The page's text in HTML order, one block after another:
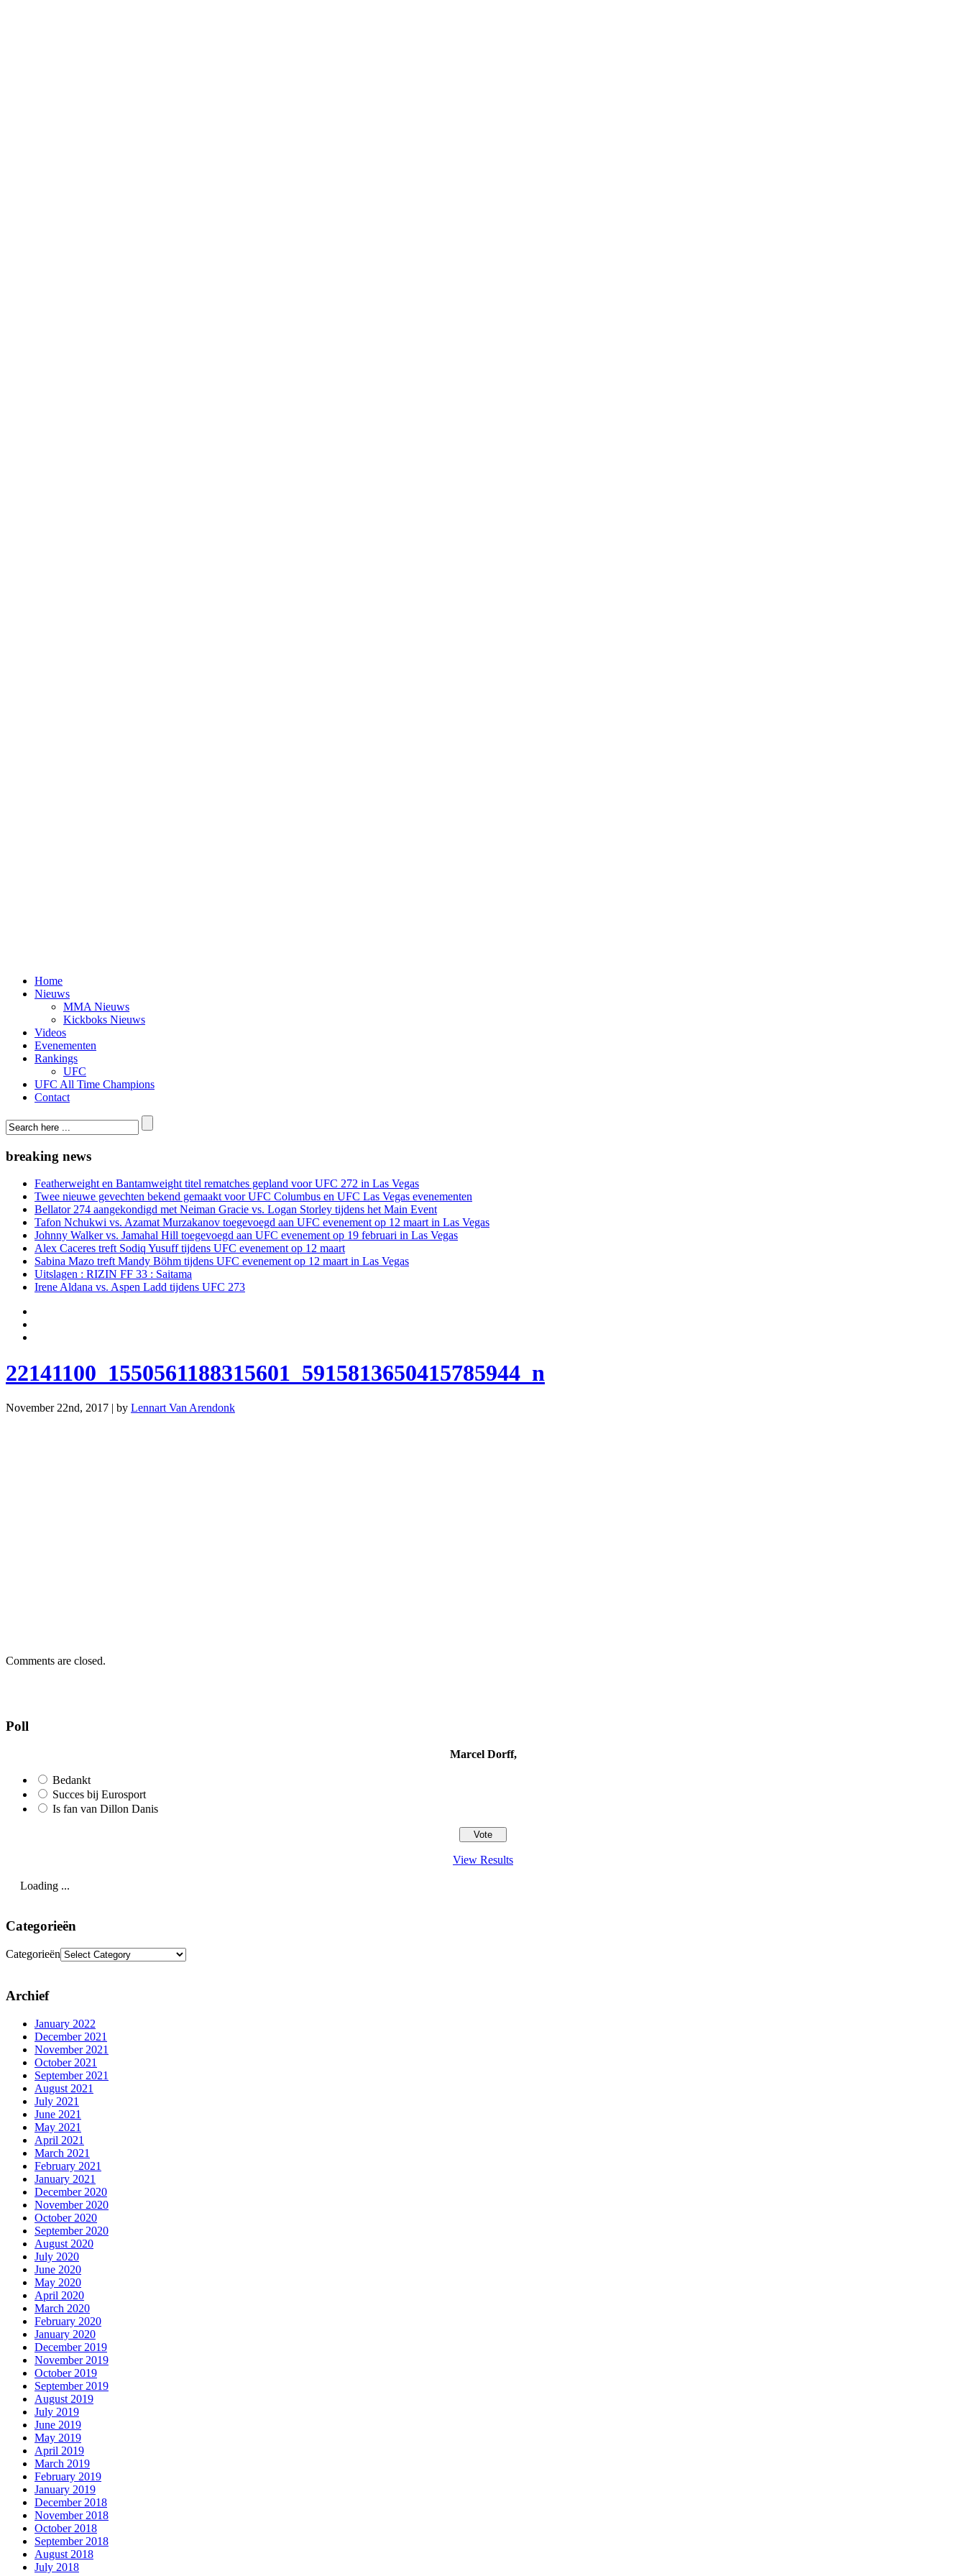
Home
Nieuws
MMA Nieuws
Kickboks Nieuws
Videos
Evenementen
Rankings
UFC
UFC All Time Champions
Contact
breaking news
Featherweight en Bantamweight titel rematches gepland voor UFC 272 in Las Vegas
Twee nieuwe gevechten bekend gemaakt voor UFC Columbus en UFC Las Vegas evenementen
Bellator 274 aangekondigd met Neiman Gracie vs. Logan Storley tijdens het Main Event
Tafon Nchukwi vs. Azamat Murzakanov toegevoegd aan UFC evenement op 12 maart in Las Vegas
Johnny Walker vs. Jamahal Hill toegevoegd aan UFC evenement op 19 februari in Las Vegas
Alex Caceres treft Sodiq Yusuff tijdens UFC evenement op 12 maart
Sabina Mazo treft Mandy Böhm tijdens UFC evenement op 12 maart in Las Vegas
Uitslagen : RIZIN FF 33 : Saitama
Irene Aldana vs. Aspen Ladd tijdens UFC 273
22141100_1550561188315601_5915813650415785944_n
November 22nd, 2017 | by Lennart Van Arendonk
Comments are closed.
Poll
Marcel Dorff,
Bedankt
Succes bij Eurosport
Is fan van Dillon Danis
View Results
Loading ...
Categorieën
Categorieën
Archief
January 2022
December 2021
November 2021
October 2021
September 2021
August 2021
July 2021
June 2021
May 2021
April 2021
March 2021
February 2021
January 2021
December 2020
November 2020
October 2020
September 2020
August 2020
July 2020
June 2020
May 2020
April 2020
March 2020
February 2020
January 2020
December 2019
November 2019
October 2019
September 2019
August 2019
July 2019
June 2019
May 2019
April 2019
March 2019
February 2019
January 2019
December 2018
November 2018
October 2018
September 2018
August 2018
July 2018